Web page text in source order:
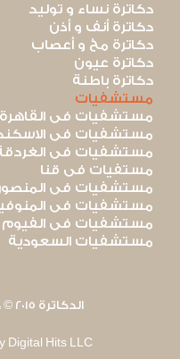
دكاترة نساء و توليد
دكاترة أنف و أذن
دكاترة مخ و أعصاب
دكاترة عيون
دكاترة باطنة
مستشفيات
مستشفيات فى القاهرة
مستشفيات فى
مستشفيات فى
مستفيات فى قنا
مستشفيات فى
مستشفيات فى
مستشفيات فى الفيوم
مستشفيات السعودية
الدكاترة 2015 © حقوق النشر محفوظة
Digital Hits LLC